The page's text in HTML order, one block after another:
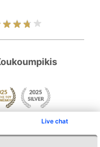
Live chat